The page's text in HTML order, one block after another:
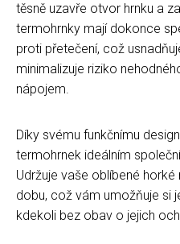
těsně uzavře otvor hrnku a
termohrnky mají dokonce
proti přetečení, což
minimalizuje riziko
nápojem.
Díky svému funkčnímu
termohrnek ideálním
Udržuje vaše oblíbené
dobu, což vám umožňuje si
kdekoli bez obav o jejich